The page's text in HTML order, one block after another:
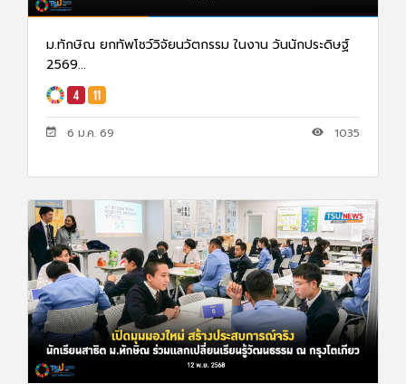
ม.ทักษิณ ยกทัพโชว์วิจัยนวัตกรรม ในงาน วันนักประดิษฐ์
2569...
6 ม.ค. 69 1035